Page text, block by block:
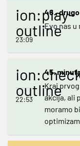
ion:play-
outline
23:09
46.,
Evo nas u
outline
22:53
45.
Kraj
akcija, ali
moramo
optimizam.